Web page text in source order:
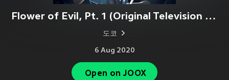
Flower of Evil, Pt. 1 (Original Television Soundtrack)
도코
6 Aug 2020
Open on JOOX